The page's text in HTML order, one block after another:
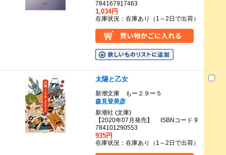
784167917463
1,034円
在庫状況：在庫あり（1～2日で出荷）
太陽と乙女
新潮文庫 もー２９ー５
森見登美彦
新潮社 (文庫)
【2020年07月発売】 ISBNコード 9
784101290553
935円
在庫状況：在庫あり（1～2日で出荷）